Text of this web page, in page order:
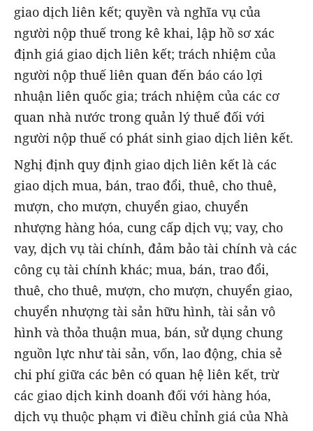
giao dịch liên kết; quyền và nghĩa vụ của
người nộp thuế trong kê khai, lập hồ sơ xác
định giá giao dịch liên kết; trách nhiệm của
người nộp thuế liên quan đến báo cáo lợi
nhuận liên quốc gia; trách nhiệm của các cơ
quan nhà nước trong quản lý thuế đối với
người nộp thuế có phát sinh giao dịch liên kết.
Nghị định quy định giao dịch liên kết là các
giao dịch mua, bán, trao đổi, thuê, cho thuê,
mượn, cho mượn, chuyển giao, chuyển
nhượng hàng hóa, cung cấp dịch vụ; vay, cho
vay, dịch vụ tài chính, đảm bảo tài chính và các
công cụ tài chính khác; mua, bán, trao đổi,
thuê, cho thuê, mượn, cho mượn, chuyển giao,
chuyển nhượng tài sản hữu hình, tài sản vô
hình và thỏa thuận mua, bán, sử dụng chung
nguồn lực như tài sản, vốn, lao động, chia sẻ
chi phí giữa các bên có quan hệ liên kết, trừ
các giao dịch kinh doanh đối với hàng hóa,
dịch vụ thuộc phạm vi điều chỉnh giá của Nhà